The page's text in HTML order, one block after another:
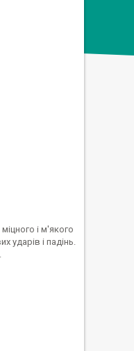
і м'якого
ударів і падінь.